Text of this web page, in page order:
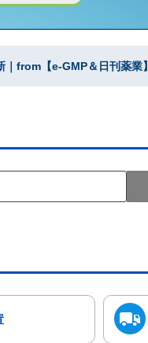
from【e-GMP＆日刊薬業】